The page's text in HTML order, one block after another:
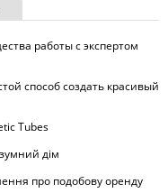
работы с экспертом
способ создать красивый
Tubes
дім
про подобову оренду